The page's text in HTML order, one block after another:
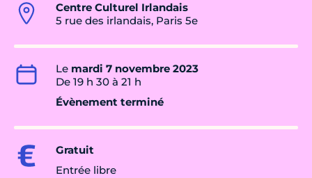
Centre Culturel Irlandais
5 rue des irlandais, Paris 5e
Le mardi 7 novembre 2023
De 19 h 30 à 21 h
Évènement terminé
Gratuit
Entrée libre